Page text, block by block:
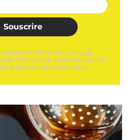
Souscrire
À M'ENVOYER TOUS LES
CITYCRUNCH S'ENGAGE À NE PAS
ADRESSE E-MAIL À DES TIERS.